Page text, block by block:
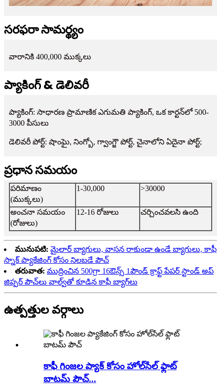
సరఫరా సామర్థ్యం
వారానికి 400,000 ముక్కలు
ప్యాకింగ్ & డెలివరీ
ప్యాకింగ్: సాధారణ ప్రామాణిక ఎగుమతి ప్యాకింగ్, ఒక కార్టన్‌లో 500-
3000 పీసులు
డెలివరీ పోర్ట్: షాంఘై, నింగ్బో, గ్వాంగ్జౌ పోర్ట్, చైనాలోని ఏదైనా పోర్ట్;
ప్రధాన సమయం
పరిమాణం
(ముక్కలు)
1-30,000 >30000
అంచనా సమయం
(రోజులు)
12-16 రోజులు చర్చించవలసి ఉంది
మునుపటి: మైలార్ బ్యాగులు, వాసన రాకుండా ఉండే బ్యాగులు, కాఫీ
స్నాక్ ప్యాకేజింగ్ కోసం నిలబడే పౌచ్
తరువాత: ముద్రించిన 500గ్రా 16ఔన్స్ 1పౌండ్ క్రాఫ్ట్ పేపర్ స్టాండ్ అప్
జిప్పర్ పౌచ్‌లు వాల్వ్‌తో కూడిన కాఫీ బ్యాగ్‌లు
ఉత్పత్తుల వర్గాలు
కాఫీ గింజల ప్యాక్ కోసం హోల్‌సేల్ ఫ్లాట్
బాటమ్ పౌచ్...